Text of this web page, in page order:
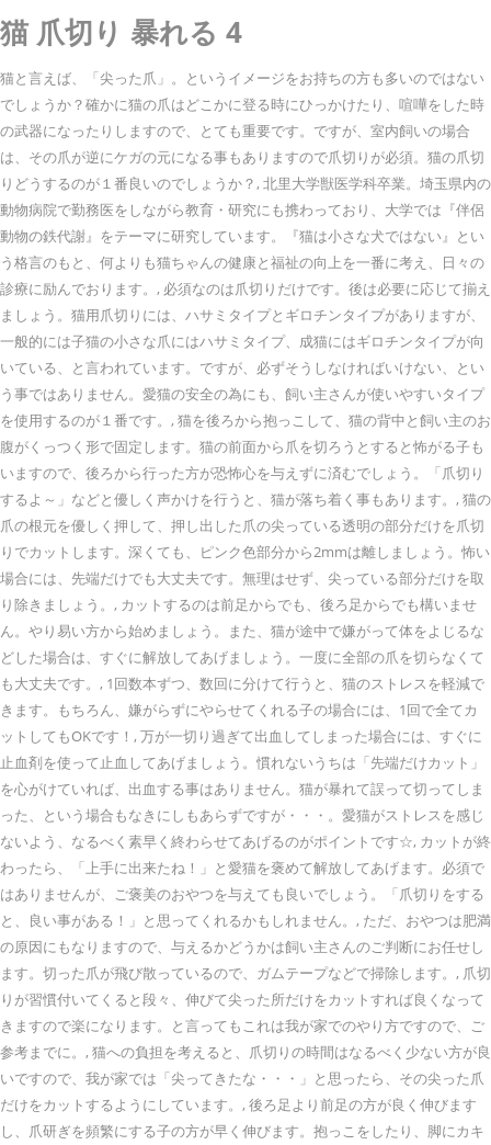
猫 爪切り 暴れる 4
猫と言えば、「尖った爪」。というイメージをお持ちの方も多いのではない
でしょうか？確かに猫の爪はどこかに登る時にひっかけたり、喧嘩をした時
の武器になったりしますので、とても重要です。ですが、室内飼いの場合
は、その爪が逆にケガの元になる事もありますので爪切りが必須。猫の爪切
りどうするのが１番良いのでしょうか？, 北里大学獣医学科卒業。埼玉県内の
動物病院で勤務医をしながら教育・研究にも携わっており、大学では『伴侶
動物の鉄代謝』をテーマに研究しています。『猫は小さな犬ではない』とい
う格言のもと、何よりも猫ちゃんの健康と福祉の向上を一番に考え、日々の
診療に励んでおります。, 必須なのは爪切りだけです。後は必要に応じて揃え
ましょう。猫用爪切りには、ハサミタイプとギロチンタイプがありますが、
一般的には子猫の小さな爪にはハサミタイプ、成猫にはギロチンタイプが向
いている、と言われています。ですが、必ずそうしなければいけない、とい
う事ではありません。愛猫の安全の為にも、飼い主さんが使いやすいタイプ
を使用するのが１番です。, 猫を後ろから抱っこして、猫の背中と飼い主のお
腹がくっつく形で固定します。猫の前面から爪を切ろうとすると怖がる子も
いますので、後ろから行った方が恐怖心を与えずに済むでしょう。「爪切り
するよ～」などと優しく声かけを行うと、猫が落ち着く事もあります。, 猫の
爪の根元を優しく押して、押し出した爪の尖っている透明の部分だけを爪切
りでカットします。深くても、ピンク色部分から2mmは離しましょう。怖い
場合には、先端だけでも大丈夫です。無理はせず、尖っている部分だけを取
り除きましょう。, カットするのは前足からでも、後ろ足からでも構いませ
ん。やり易い方から始めましょう。また、猫が途中で嫌がって体をよじるな
どした場合は、すぐに解放してあげましょう。一度に全部の爪を切らなくて
も大丈夫です。, 1回数本ずつ、数回に分けて行うと、猫のストレスを軽減で
きます。もちろん、嫌がらずにやらせてくれる子の場合には、1回で全てカ
ットしてもOKです！, 万が一切り過ぎて出血してしまった場合には、すぐに
止血剤を使って止血してあげましょう。慣れないうちは「先端だけカット」
を心がけていれば、出血する事はありません。猫が暴れて誤って切ってしま
った、という場合もなきにしもあらずですが・・・。愛猫がストレスを感じ
ないよう、なるべく素早く終わらせてあげるのがポイントです☆, カットが終
わったら、「上手に出来たね！」と愛猫を褒めて解放してあげます。必須で
はありませんが、ご褒美のおやつを与えても良いでしょう。「爪切りをする
と、良い事がある！」と思ってくれるかもしれません。, ただ、おやつは肥満
の原因にもなりますので、与えるかどうかは飼い主さんのご判断にお任せし
ます。切った爪が飛び散っているので、ガムテープなどで掃除します。, 爪切
りが習慣付いてくると段々、伸びて尖った所だけをカットすれば良くなって
きますので楽になります。と言ってもこれは我が家でのやり方ですので、ご
参考までに。, 猫への負担を考えると、爪切りの時間はなるべく少ない方が良
いですので、我が家では「尖ってきたな・・・」と思ったら、その尖った爪
だけをカットするようにしています。, 後ろ足より前足の方が良く伸びます
し、爪研ぎを頻繁にする子の方が早く伸びます。抱っこをしたり、脚にカキ